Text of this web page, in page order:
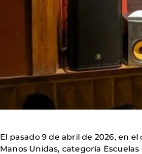
El pasado 9 de abril de 2026, en
Manos Unidas, categoría